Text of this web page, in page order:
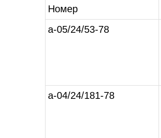
Номер
а-05/24/53-78
а-04/24/181-78